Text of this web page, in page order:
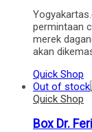
permintaan
merek
akan
Quick Shop
Out of stock
Quick Shop
Box Dr.